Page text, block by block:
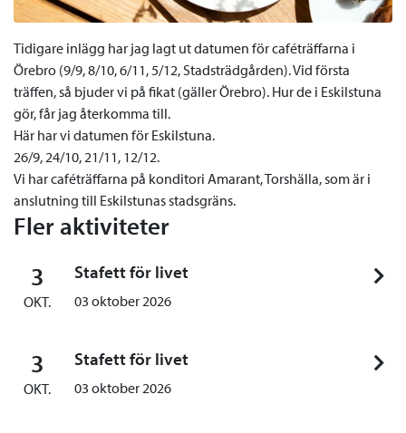
Tidigare inlägg har jag lagt ut datumen för caféträffarna i
Örebro (9/9, 8/10, 6/11, 5/12, Stadsträdgården). Vid första
träffen, så bjuder vi på fikat (gäller Örebro). Hur de i Eskilstuna
gör, får jag återkomma till.
Här har vi datumen för Eskilstuna.
26/9, 24/10, 21/11, 12/12.
Vi har caféträffarna på konditori Amarant, Torshälla, som är i
anslutning till Eskilstunas stadsgräns.
Fler aktiviteter
3
OKT.
Stafett för livet
03 oktober 2026
3
OKT.
Stafett för livet
03 oktober 2026